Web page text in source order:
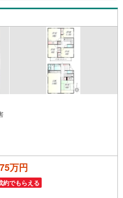
:10:00～18:00（定休日火・水曜日
現地のご案内も可能ですので、どう
ください！
万円
約でもらえる